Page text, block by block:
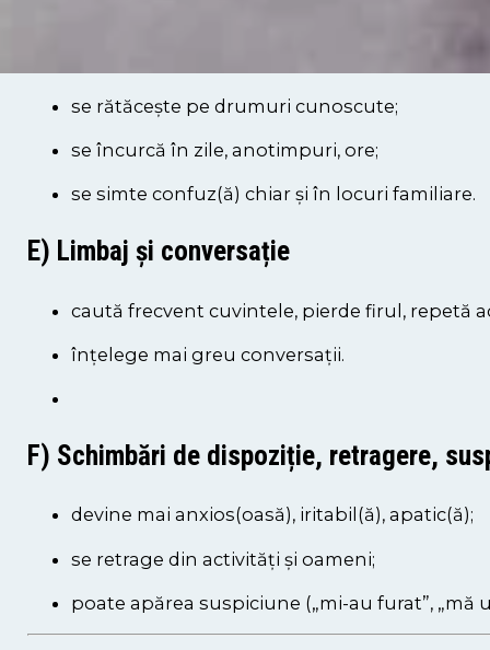
se rătăcește pe drumuri cunoscute;
se încurcă în zile, anotimpuri, ore;
se simte confuz(ă) chiar și în locuri familiare.
E) Limbaj și conversație
caută frecvent cuvintele, pierde firul, repetă
înțelege mai greu conversații.
F) Schimbări de dispoziție, retragere,
devine mai anxios(oasă), iritabil(ă), apatic(ă);
se retrage din activități și oameni;
poate apărea suspiciune („mi-au furat”, „mă